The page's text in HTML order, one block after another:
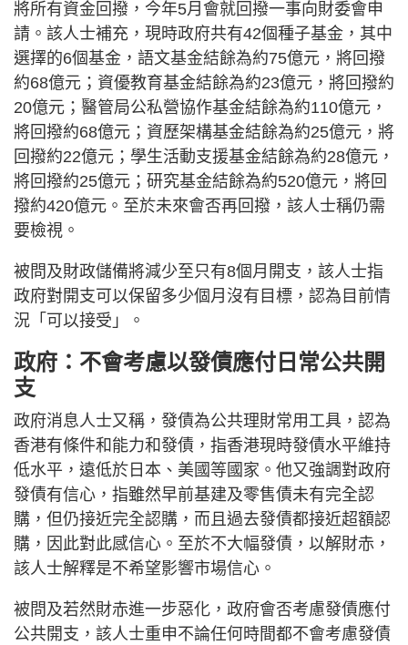
將所有資金回撥，今年5月會就回撥一事向財委會申
請。該人士補充，現時政府共有42個種子基金，其中
選擇的6個基金，語文基金結餘為約75億元，將回撥
約68億元；資優教育基金結餘為約23億元，將回撥約
20億元；醫管局公私營協作基金結餘為約110億元，
將回撥約68億元；資歷架構基金結餘為約25億元，將
回撥約22億元；學生活動支援基金結餘為約28億元，
將回撥約25億元；研究基金結餘為約520億元，將回
撥約420億元。至於未來會否再回撥，該人士稱仍需
要檢視。
被問及財政儲備將減少至只有8個月開支，該人士指
政府對開支可以保留多少個月沒有目標，認為目前情
況「可以接受」。
政府：不會考慮以發債應付日常公共開
支
政府消息人士又稱，發債為公共理財常用工具，認為
香港有條件和能力和發債，指香港現時發債水平維持
低水平，遠低於日本、美國等國家。他又強調對政府
發債有信心，指雖然早前基建及零售債未有完全認
購，但仍接近完全認購，而且過去發債都接近超額認
購，因此對此感信心。至於不大幅發債，以解財赤，
該人士解釋是不希望影響市場信心。
被問及若然財赤進一步惡化，政府會否考慮發債應付
公共開支，該人士重申不論任何時間都不會考慮發債